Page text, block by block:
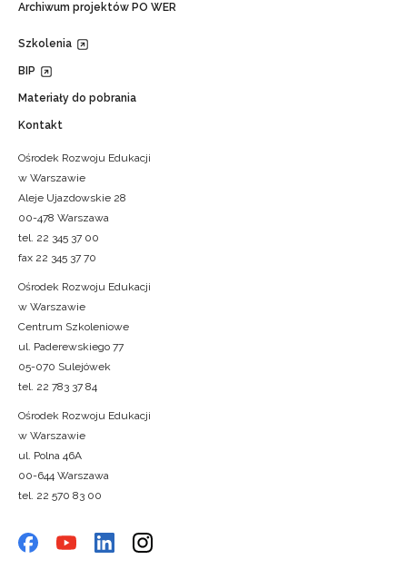
Archiwum projektów PO WER
Szkolenia
BIP
Materiały do pobrania
Kontakt
Ośrodek Rozwoju Edukacji
w Warszawie
Aleje Ujazdowskie 28
00-478 Warszawa
tel. 22 345 37 00
fax 22 345 37 70
Ośrodek Rozwoju Edukacji
w Warszawie
Centrum Szkoleniowe
ul. Paderewskiego 77
05-070 Sulejówek
tel. 22 783 37 84
Ośrodek Rozwoju Edukacji
w Warszawie
ul. Polna 46A
00-644 Warszawa
tel. 22 570 83 00